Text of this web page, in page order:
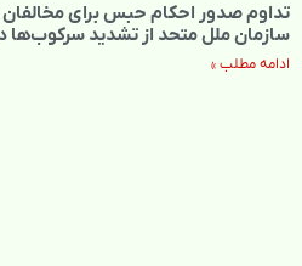
تداوم صدور احکام حبس برای مخالفان
سازمان ملل متحد از تشدید سرکوب‌ها
ادامه مطلب »